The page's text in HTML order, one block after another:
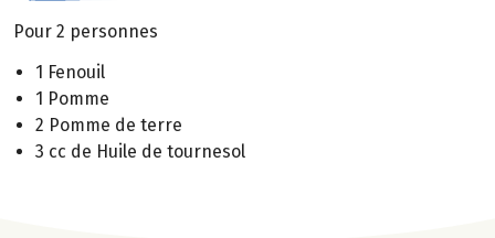
Pour 2 personnes
1 Fenouil
1 Pomme
2 Pomme de terre
3 cc de Huile de tournesol